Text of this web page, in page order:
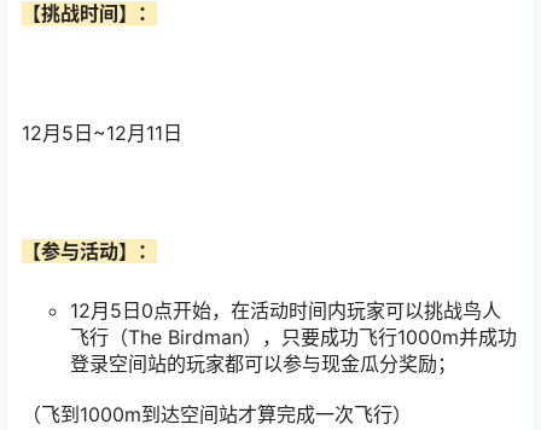
【挑战时间】：
12月5日~12月11日
【参与活动】：
12月5日0点开始，在活动时间内玩家可以挑战鸟人
飞行（The Birdman），只要成功飞行1000m并成功
登录空间站的玩家都可以参与现金瓜分奖励；
（飞到1000m到达空间站才算完成一次飞行）